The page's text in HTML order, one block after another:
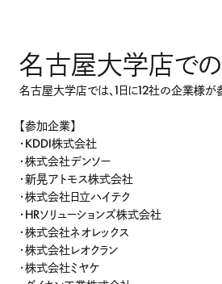
名古屋大学店で
名古屋大学店では、1日に12社の企業様が
【参加企業】
・KDDI株式会社
・株式会社デンソー
・新晃アトモス株式会社
・株式会社日立ハイテク
・HRソリューションズ株式会社
・株式会社ネオレックス
・株式会社レオクラン
・株式会社ミヤケ